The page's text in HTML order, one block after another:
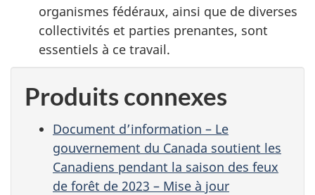
organismes fédéraux, ainsi que de diverses
collectivités et parties prenantes, sont
essentiels à ce travail.
Produits connexes
Document d’information – Le
gouvernement du Canada soutient les
Canadiens pendant la saison des feux
de forêt de 2023 – Mise à jour